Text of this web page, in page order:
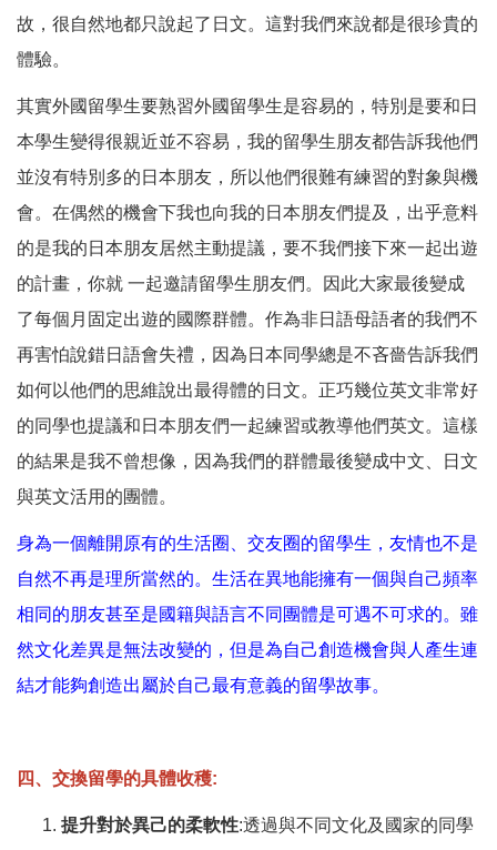
故，很自然地都只說起了日文。這對我們來說都是很珍貴的
體驗。
其實外國留學生要熟習外國留學生是容易的，特別是要和日
本學生變得很親近並不容易，我的留學生朋友都告訴我他們
並沒有特別多的日本朋友，所以他們很難有練習的對象與機
會。在偶然的機會下我也向我的日本朋友們提及，出乎意料
的是我的日本朋友居然主動提議，要不我們接下來一起出遊
的計畫，你就 一起邀請留學生朋友們。因此大家最後變成
了每個月固定出遊的國際群體。作為非日語母語者的我們不
再害怕說錯日語會失禮，因為日本同學總是不吝嗇告訴我們
如何以他們的思維說出最得體的日文。正巧幾位英文非常好
的同學也提議和日本朋友們一起練習或教導他們英文。這樣
的結果是我不曾想像，因為我們的群體最後變成中文、日文
與英文活用的團體。
身為一個離開原有的生活圈、交友圈的留學生，友情也不是
自然不再是理所當然的。生活在異地能擁有一個與自己頻率
相同的朋友甚至是國籍與語言不同團體是可遇不可求的。雖
然文化差異是無法改變的，但是為自己創造機會與人產生連
結才能夠創造出屬於自己最有意義的留學故事。
四、 交換留學的具體收穫:
提升對於異己的柔軟性:透過與不同文化及國家的同學